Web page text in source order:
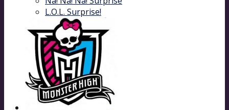
L.O.L. Surprise!